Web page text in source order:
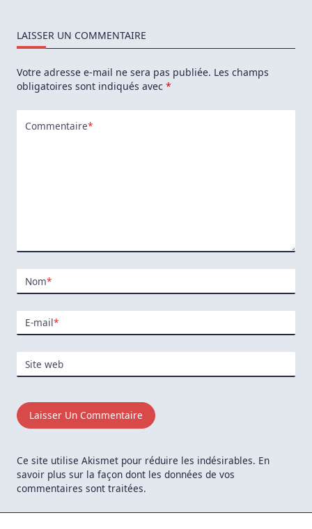
3.4
4.0
LAISSER UN COMMENTAIRE
Votre adresse e-mail ne sera pas publiée. Les champs
obligatoires sont indiqués avec *
Commentaire*
Nom*
E-mail*
Site web
Ce site utilise Akismet pour réduire les indésirables. En
savoir plus sur la façon dont les données de vos
commentaires sont traitées.